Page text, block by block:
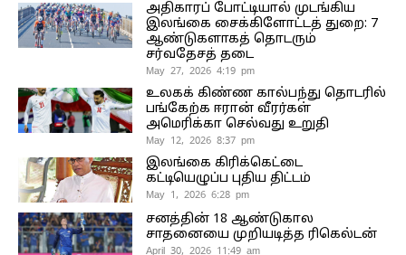
அதிகாரப் போட்டியால் முடங்கிய
இலங்கை சைக்கிளோட்டத் துறை: 7
ஆண்டுகளாகத் தொடரும்
சர்வதேசத் தடை
May 27, 2026 4:19 pm
உலகக் கிண்ண கால்பந்து தொடரில்
பங்கேற்க ஈரான் வீரர்கள்
அமெரிக்கா செல்வது உறுதி
May 12, 2026 8:37 pm
இலங்கை கிரிக்கெட்டை
கட்டியெழுப்ப புதிய திட்டம்
May 1, 2026 6:28 pm
சனத்தின் 18 ஆண்டுகால
சாதனையை முறியடித்த ரிகெல்டன்
April 30, 2026 11:49 am